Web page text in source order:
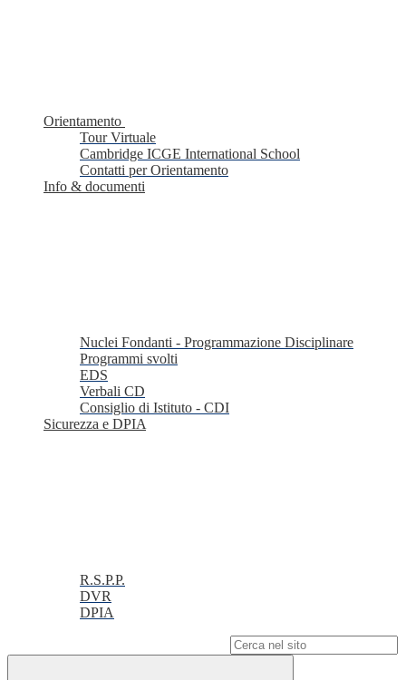
Orientamento
Tour Virtuale
Cambridge ICGE International School
Contatti per Orientamento
Info & documenti
Nuclei Fondanti - Programmazione Disciplinare
Programmi svolti
EDS
Verbali CD
Consiglio di Istituto - CDI
Sicurezza e DPIA
R.S.P.P.
DVR
DPIA